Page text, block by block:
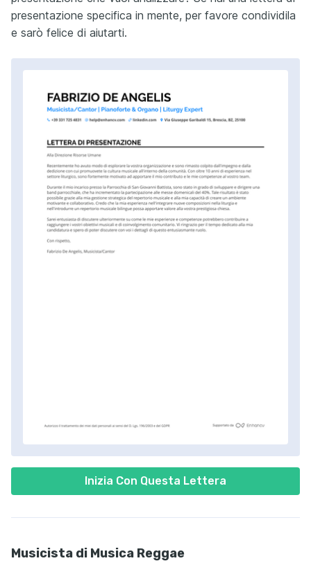
Inizia Con Questa Lettera
presentazione specifica in mente, per favore condividila
e sarò felice di aiutarti.
Musicista di Musica Reggae